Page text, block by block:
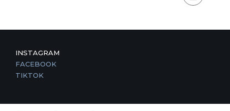
INSTAGRAM
FACEBOOK
TIKTOK